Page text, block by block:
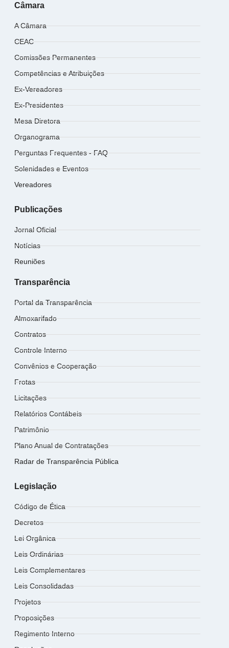
Câmara
A Câmara
CEAC
Comissões Permanentes
Competências e Atribuições
Ex-Vereadores
Ex-Presidentes
Mesa Diretora
Organograma
Perguntas Frequentes - FAQ
Solenidades e Eventos
Vereadores
Publicações
Jornal Oficial
Notícias
Reuniões
Transparência
Portal da Transparência
Almoxarifado
Contratos
Controle Interno
Convênios e Cooperação
Frotas
Licitações
Relatórios Contábeis
Patrimônio
Plano Anual de Contratações
Radar de Transparência Pública
Legislação
Código de Ética
Decretos
Lei Orgânica
Leis Ordinárias
Leis Complementares
Leis Consolidadas
Projetos
Proposições
Regimento Interno